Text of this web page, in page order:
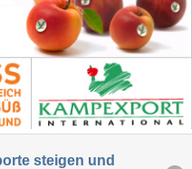
steigen und